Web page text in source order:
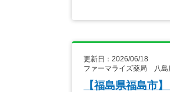
更新日：2026/06/18
ファーマライズ薬局 八
【福島県福島市